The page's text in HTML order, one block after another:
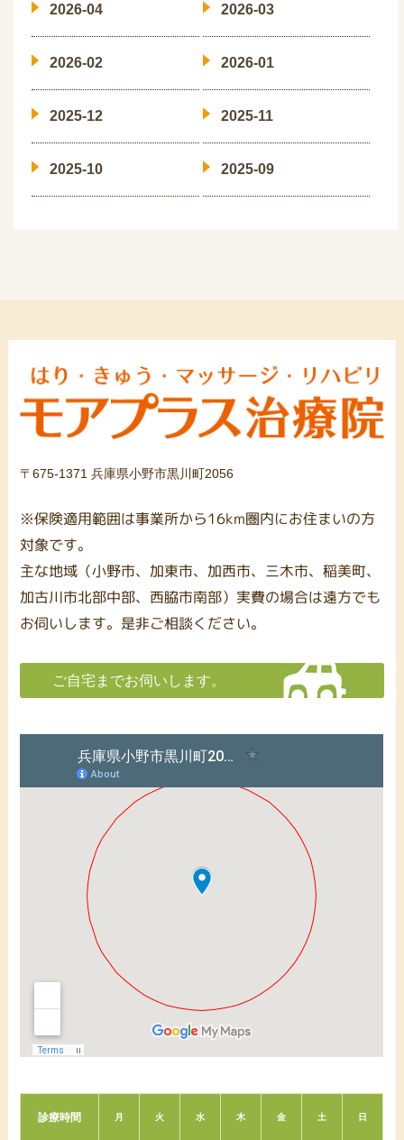
2026-04 2026-03
2026-02 2026-01
2025-12 2025-11
2025-10 2025-09
〒675-1371 兵庫県小野市黒川町2056
※保険適用範囲は事業所から16km圏内にお住まいの方
対象です。
主な地域（小野市、加東市、加西市、三木市、稲美町、
加古川市北部中部、西脇市南部）実費の場合は遠方でも
お伺いします。是非ご相談ください。
ご自宅までお伺いします。
診療時間 月 火 水 木 金 土 日